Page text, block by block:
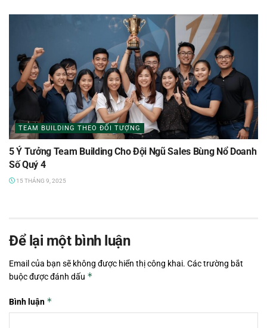
TEAM BUILDING THEO ĐỐI TƯỢNG
5 Ý Tưởng Team Building Cho Đội Ngũ Sales Bùng Nổ Doanh
Số Quý 4
15 THÁNG 9, 2025
Để lại một bình luận
Email của bạn sẽ không được hiển thị công khai. Các trường bắt
buộc được đánh dấu *
Bình luận *